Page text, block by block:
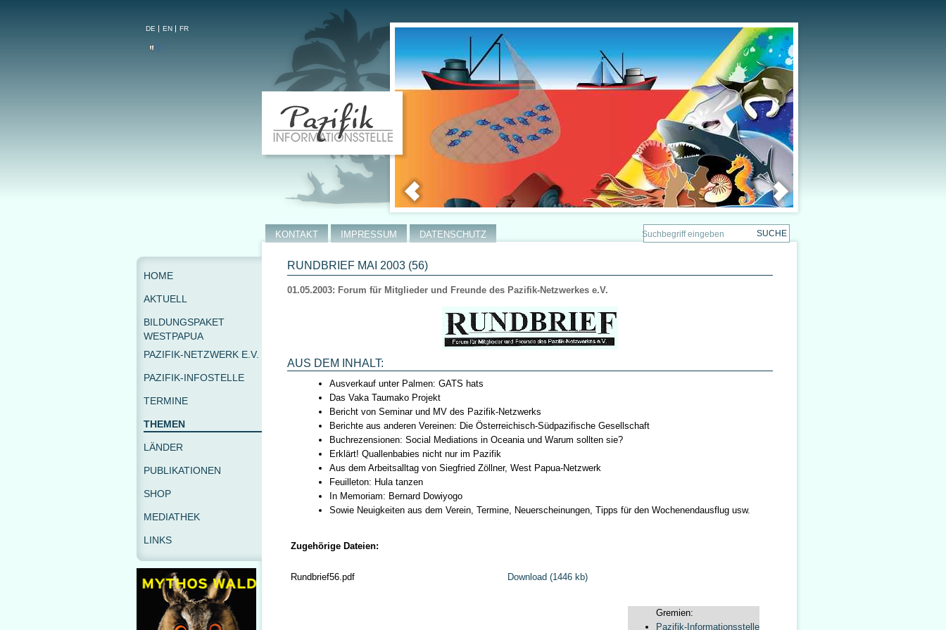
DE EN FR
RUNDBRIEF MAI 2003 (56)
01.05.2003: Forum für Mitglieder und Freunde des Pazifik-Netzwerkes e.V.
AUS DEM INHALT:
Ausverkauf unter Palmen: GATS hats
Das Vaka Taumako Projekt
Bericht von Seminar und MV des Pazifik-Netzwerks
Berichte aus anderen Vereinen: Die Österreichisch-Südpazifische Gesellschaft
Buchrezensionen: Social Mediations in Oceania und Warum sollten sie?
Erklärt! Quallenbabies nicht nur im Pazifik
Aus dem Arbeitsalltag von Siegfried Zöllner, West Papua-Netzwerk
Feuilleton: Hula tanzen
In Memoriam: Bernard Dowiyogo
Sowie Neuigkeiten aus dem Verein, Termine, Neuerscheinungen, Tipps für den Wochenendausflug usw.
Zugehörige Dateien:
Rundbrief56.pdf Download (1446 kb)
Gremien:
Pazifik-Informationsstelle
KONTAKT IMPRESSUM DATENSCHUTZ
HOME
AKTUELL
BILDUNGSPAKET
WESTPAPUA
PAZIFIK-NETZWERK E.V.
PAZIFIK-INFOSTELLE
TERMINE
THEMEN
LÄNDER
PUBLIKATIONEN
SHOP
MEDIATHEK
LINKS